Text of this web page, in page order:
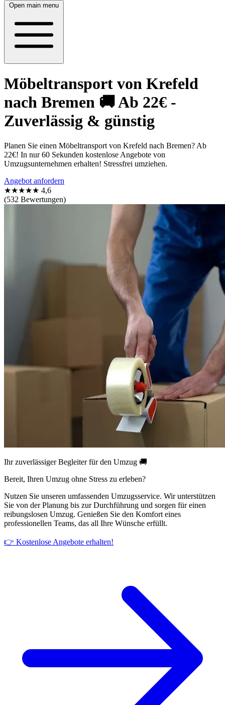
Open main menu
Möbeltransport von Krefeld
nach Bremen 🚚 Ab 22€ -
Zuverlässig & günstig
Planen Sie einen Möbeltransport von Krefeld nach Bremen? Ab
22€! In nur 60 Sekunden kostenlose Angebote von
Umzugsunternehmen erhalten! Stressfrei umziehen.
Angebot anfordern
★★★★★ 4,6
(532 Bewertungen)
Ihr zuverlässiger Begleiter für den Umzug 🚚
Bereit, Ihren Umzug ohne Stress zu erleben?
Nutzen Sie unseren umfassenden Umzugsservice. Wir unterstützen
Sie von der Planung bis zur Durchführung und sorgen für einen
reibungslosen Umzug. Genießen Sie den Komfort eines
professionellen Teams, das all Ihre Wünsche erfüllt.
👉 Kostenlose Angebote erhalten!